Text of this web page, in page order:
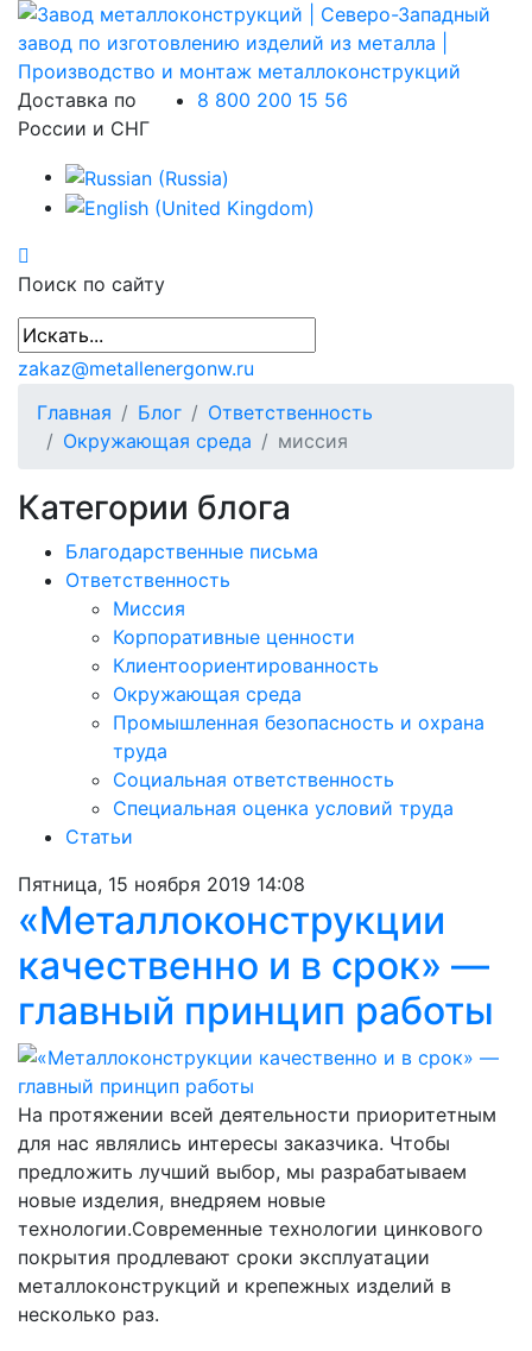
Доставка по
России и СНГ
8 800 200 15 56
Поиск по сайту
zakaz@metallenergonw.ru
Главная
Блог
Ответственность
Окружающая среда
миссия
Категории блога
Благодарственные письма
Ответственность
Миссия
Корпоративные ценности
Клиентоориентированность
Окружающая среда
Промышленная безопасность и охрана
труда
Социальная ответственность
Специальная оценка условий труда
Статьи
Пятница, 15 ноября 2019 14:08
«Металлоконструкции
качественно и в срок» —
главный принцип работы
На протяжении всей деятельности приоритетным
для нас являлись интересы заказчика. Чтобы
предложить лучший выбор, мы разрабатываем
новые изделия, внедряем новые
технологии.Современные технологии цинкового
покрытия продлевают сроки эксплуатации
металлоконструкций и крепежных изделий в
несколько раз.